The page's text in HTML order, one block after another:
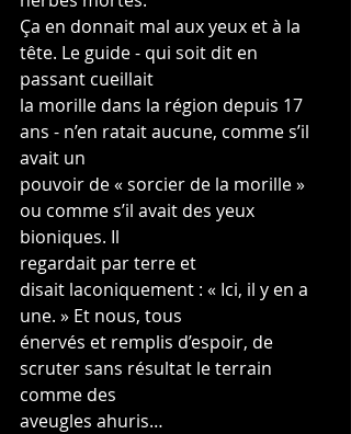
Ça en donnait mal aux yeux et à la
tête. Le guide - qui soit dit en
passant cueillait
la morille dans la région depuis 17
ans - n’en ratait aucune, comme s’il
avait un
pouvoir de « sorcier de la morille »
ou comme s’il avait des yeux
bioniques. Il
regardait par terre et
disait laconiquement : « Ici, il y en a
une. » Et nous, tous
énervés et remplis d’espoir, de
scruter sans résultat le terrain
comme des
aveugles ahuris…